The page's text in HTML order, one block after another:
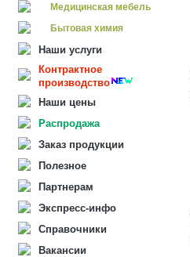
Медицинская мебель
Бытовая химия
Наши услуги
Контрактное
производство
Наши цены
Распродажа
Заказ продукции
Полезное
Партнерам
Экспресс-инфо
Справочники
Вакансии